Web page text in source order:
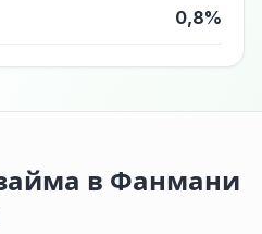
0,8%
в Фанмани